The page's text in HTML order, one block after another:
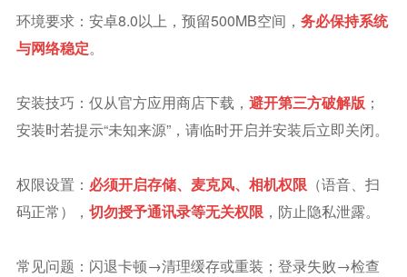
环境要求：安卓8.0以上，预留500MB空间， 务必保持系统
与网络稳定。
安装技巧：仅从官方应用商店下载， 避开第三方破解版 ；
安装时若提示“未知来源”，请临时开启并安装后立即关闭。
权限设置： 必须开启存储、麦克风、相机权限（语音、扫
码正常）， 切勿授予通讯录等无关权限，防止隐私泄露。
常见问题：闪退卡顿→清理缓存或重装；登录失败→检查